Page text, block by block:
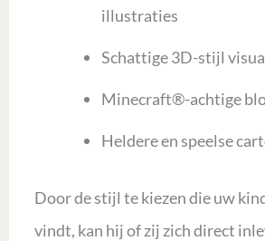
illustraties
Schattige 3D-stijl
Minecraft®-achtige
Heldere en speelse
Door de stijl te kiezen die uw
vindt, kan hij of zij zich direct